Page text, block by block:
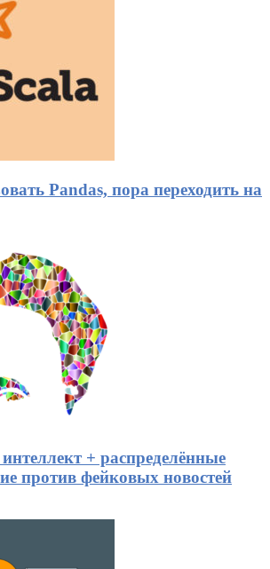
Pandas, пора переходить на
+ распределённые
против фейковых новостей